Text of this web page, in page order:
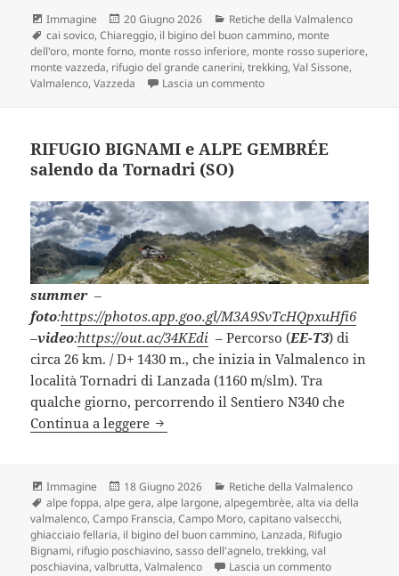
Formato
Immagine
Scritto
il
20 Giugno 2026 Categorie
Retiche della Valmalenco
Tag
cai sovico,Chiareggio, il bigino del buon cammino, monte
dell'oro, monte forno, monte rosso inferiore, monte rosso superiore,
monte vazzeda, rifugio del grande canerini,trekking,Val Sissone,
Valmalenco,Vazzeda Lascia un commentosu RIFUGIO DEL GRANDE
RIFUGIO BIGNAMI e ALPE GEMBRÉE
salendo da Tornadri (SO)
summer–
foto:https://photos.app.goo.gl/M3A9SvTcHQpxuHfi6
–video:https://out.ac/34KEdi – Percorso (EE-T3) di
circa 26 km. / D+ 1430 m., che inizia in Valmalenco in
località Tornadri di Lanzada (1160 m/slm). Tra
qualche giorno, percorrendo il Sentiero N340 che
Continua a leggere RIFUGIO BIGNAMI e ALPE
Formato
Immagine
Scritto
il
18 Giugno 2026 Categorie
Retiche della Valmalenco
Tag
alpe foppa,alpe gera,alpe largone,alpegembrèe,alta via della
valmalenco,Campo Franscia,Campo Moro,capitano valsecchi,
ghiacciaio fellaria, il bigino del buon cammino, Lanzada, Rifugio
Bignami, rifugio poschiavino,sasso dell'agnelo,trekking,val
poschiavina,valbrutta,Valmalenco Lascia un commentosu RIFUGIO